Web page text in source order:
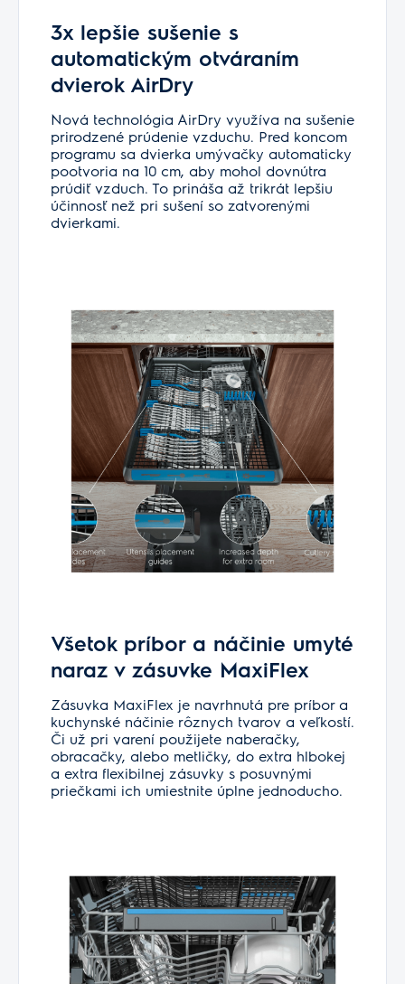
3x lepšie sušenie s
automatickým otváraním
dvierok AirDry
Nová technológia AirDry využíva na sušenie
prirodzené prúdenie vzduchu. Pred koncom
programu sa dvierka umývačky automaticky
pootvoria na 10 cm, aby mohol dovnútra
prúdiť vzduch. To prináša až trikrát lepšiu
účinnosť než pri sušení so zatvorenými
dvierkami.
Všetok príbor a náčinie umyté
naraz v zásuvke MaxiFlex
Zásuvka MaxiFlex je navrhnutá pre príbor a
kuchynské náčinie rôznych tvarov a veľkostí.
Či už pri varení použijete naberačky,
obracačky, alebo metličky, do extra hlbokej
a extra flexibilnej zásuvky s posuvnými
priečkami ich umiestnite úplne jednoducho.